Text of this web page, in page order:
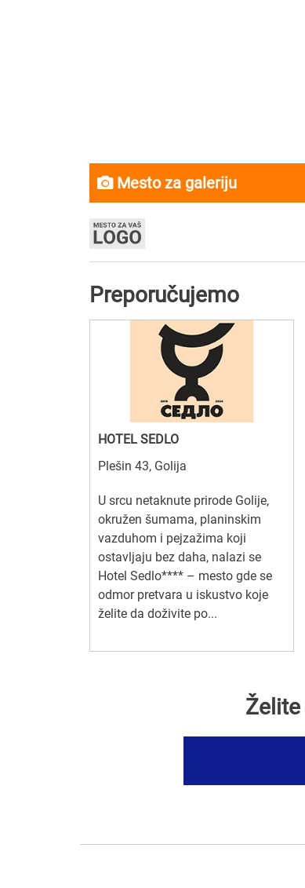
Mesto za galeriju
Preporučujemo
HOTEL SEDLO
Plešin 43, Golija
U srcu netaknute prirode Golije,
okružen šumama, planinskim
vazduhom i pejzažima koji
ostavljaju bez daha, nalazi se
Hotel Sedlo**** – mesto gde se
odmor pretvara u iskustvo koje
želite da doživite po...
Želite